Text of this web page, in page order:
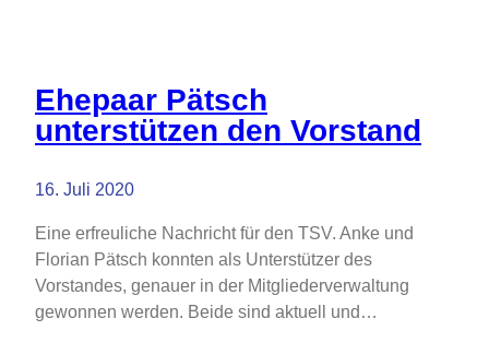
Ehepaar Pätsch
unterstützen den Vorstand
16. Juli 2020
Eine erfreuliche Nachricht für den TSV. Anke und
Florian Pätsch konnten als Unterstützer des
Vorstandes, genauer in der Mitgliederverwaltung
gewonnen werden. Beide sind aktuell und…